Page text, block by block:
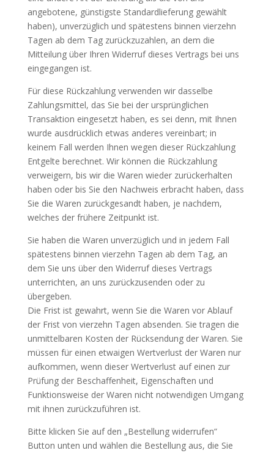
angebotene, günstigste Standardlieferung gewählt
haben), unverzüglich und spätestens binnen vierzehn
Tagen ab dem Tag zurückzuzahlen, an dem die
Mitteilung über Ihren Widerruf dieses Vertrags bei uns
eingegangen ist.
Für diese Rückzahlung verwenden wir dasselbe
Zahlungsmittel, das Sie bei der ursprünglichen
Transaktion eingesetzt haben, es sei denn, mit Ihnen
wurde ausdrücklich etwas anderes vereinbart; in
keinem Fall werden Ihnen wegen dieser Rückzahlung
Entgelte berechnet. Wir können die Rückzahlung
verweigern, bis wir die Waren wieder zurückerhalten
haben oder bis Sie den Nachweis erbracht haben, dass
Sie die Waren zurückgesandt haben, je nachdem,
welches der frühere Zeitpunkt ist.
Sie haben die Waren unverzüglich und in jedem Fall
spätestens binnen vierzehn Tagen ab dem Tag, an
dem Sie uns über den Widerruf dieses Vertrags
unterrichten, an uns zurückzusenden oder zu
übergeben.
Die Frist ist gewahrt, wenn Sie die Waren vor Ablauf
der Frist von vierzehn Tagen absenden. Sie tragen die
unmittelbaren Kosten der Rücksendung der Waren. Sie
müssen für einen etwaigen Wertverlust der Waren nur
aufkommen, wenn dieser Wertverlust auf einen zur
Prüfung der Beschaffenheit, Eigenschaften und
Funktionsweise der Waren nicht notwendigen Umgang
mit ihnen zurückzuführen ist.
Bitte klicken Sie auf den „Bestellung widerrufen“
Button unten und wählen die Bestellung aus, die Sie